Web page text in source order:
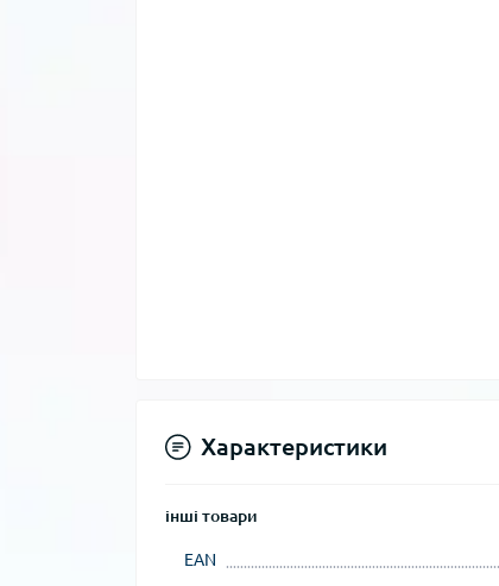
Характеристики
інші товари
EAN